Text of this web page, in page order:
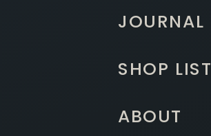
JOURNAL
SHOP LIST
ABOUT